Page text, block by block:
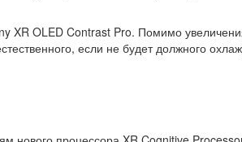
XR OLED Contrast Pro. Помимо
если не будет должного